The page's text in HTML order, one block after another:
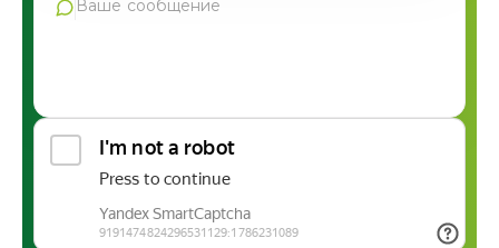
Продукция Фармгрупп